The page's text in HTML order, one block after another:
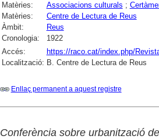
Matèries: Associacions culturals ;
Matèries:
Centre de Lectura de Reus
Àmbit:
Reus
Cronologia:
1922
Accés:
https://raco.cat/index.php/
Localització: B. Centre de Lectura de Reus
Enllaç permanent a aquest registre
Conferència sobre urbanització